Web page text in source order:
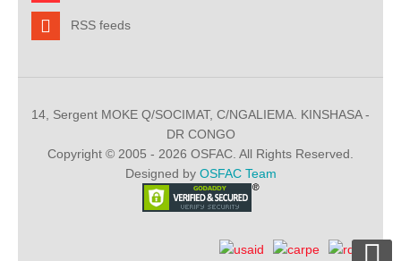
RSS feeds
14, Sergent MOKE Q/SOCIMAT, C/NGALIEMA. KINSHASA -
DR CONGO
Copyright © 2005 - 2026 OSFAC. All Rights Reserved.
Designed by OSFAC Team